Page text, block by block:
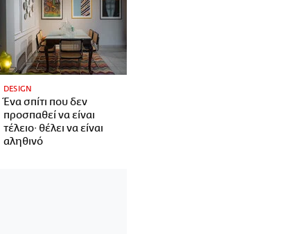
DESIGN
Ένα σπίτι που δεν
προσπαθεί να είναι
τέλειο· θέλει να είναι
αληθινό